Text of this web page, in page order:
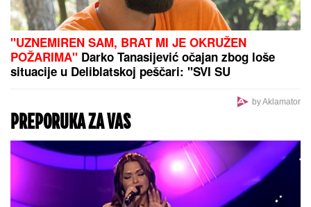
Ove horoskopske znakove očekuje veliki preokret do
28. septembra: Spremite se, Mars ulazi u Raka